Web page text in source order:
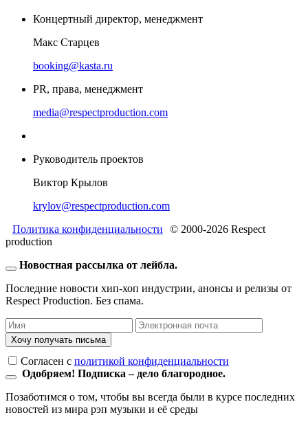
Концертный директор, менеджмент
Макс Старцев
booking@kasta.ru
PR, права, менеджмент
media@respectproduction.com
Руководитель проектов
Виктор Крылов
krylov@respectproduction.com
Политика конфиденциальности
© 2000-2026 Respect
production
Новостная рассылка от лейбла.
Последние новости хип-хоп индустрии, анонсы и релизы от
Respect Production. Без спама.
Хочу получать письма
Согласен c политикой конфиденциальности
Одобряем! Подписка – дело благородное.
Позаботимся о том, чтобы вы всегда были в курсе последних
новостей из мира рэп музыки и её среды